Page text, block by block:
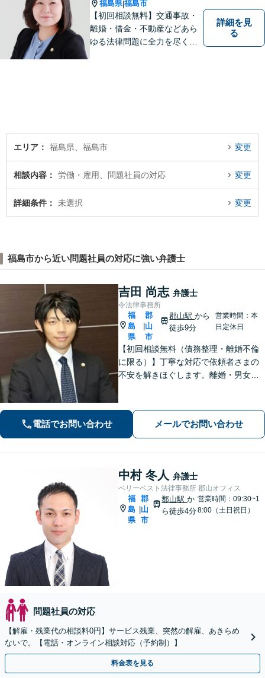
福島県|福島市
【初回相談無料】交通事故・
離婚・借金・不動産などあら
ゆる法律問題に全力を尽くし
詳細を見
る
エリア 福島県、福島市 変更
相談内容 労働・雇用、問題社員の対応 変更
詳細条件 未選択 変更
福島市から近い問題社員の対応に強い弁護士
吉田 尚志 弁護士
令法律事務所
福
島
県
郡
山
市
郡山駅から
徒歩9分
営業時間：本
日定休日
【初回相談無料（債務整理・離婚不倫
に限る）】丁寧な対応で依頼者さまの
不安を解きほぐします。離婚・男女問
え込まずお気軽にご相談ください。
【分割払い可能】
電話でお問い合わせ メールでお問い合わせ
中村 冬人 弁護士
ベリーベスト法律事務所 郡山オフィス
福
島
県
郡
山
市
郡山駅か
ら徒歩4分
営業時間：09:30~1
8:00（土日祝日）
問題社員の対応
【解雇・残業代の相談料0円】サービス残業、突然の解雇、あきらめ
ないで。【電話・オンライン相談対応（予約制）】
料金表を見る